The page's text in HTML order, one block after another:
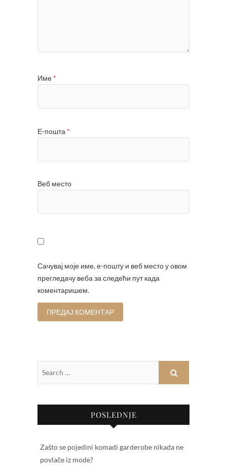
Име *
Е-пошта *
Веб место
Сачувај моје име, е-пошту и веб место у овом
прегледачу веба за следећи пут када
коментаришем.
POSLEDNJE
Zašto se pojedini komadi garderobe nikada ne
povlače iz mode?